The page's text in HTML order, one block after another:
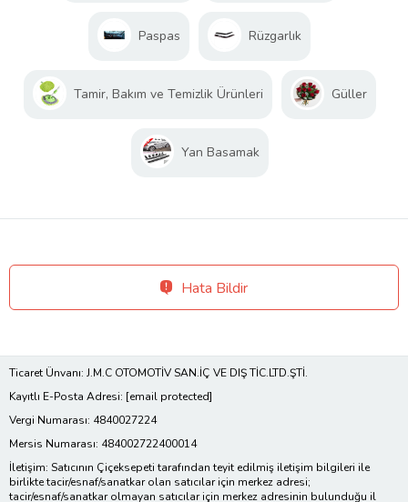
Paspas Rüzgarlık
Tamir, Bakım ve Temizlik Ürünleri Güller
Yan Basamak
Hata Bildir
Ticaret Ünvanı: J.M.C OTOMOTİV SAN.İÇ VE DIŞ TİC.LTD.ŞTİ.
Kayıtlı E-Posta Adresi: [email protected]
Vergi Numarası: 4840027224
Mersis Numarası: 484002722400014
İletişim: Satıcının Çiçeksepeti tarafından teyit edilmiş iletişim bilgileri ile
birlikte tacir/esnaf/sanatkar olan satıcılar için merkez adresi;
tacir/esnaf/sanatkar olmayan satıcılar için merkez adresinin bulunduğu il